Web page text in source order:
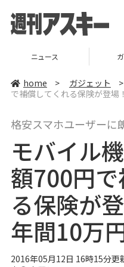
ニュース
home > ガジェット >
で補償してくれる保険が登場
格安スマホユーザーに
モバイル
額700円
る保険が
年間10万
2016年05月12日 16時15分更